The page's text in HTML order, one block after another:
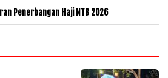
Penerbangan Haji NTB 2026